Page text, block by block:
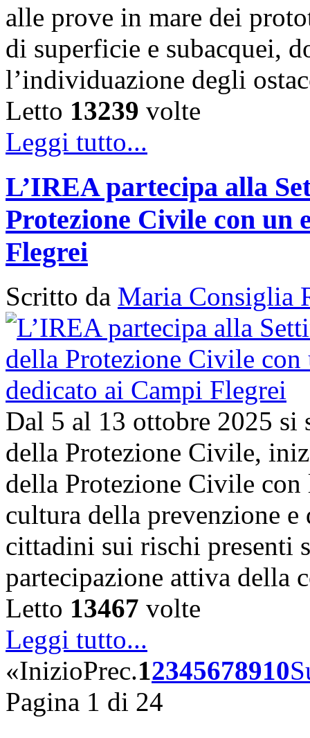
alle prove in mare dei
di superficie e subacquei,
l’individuazione degli
Letto 13239 volte
Leggi tutto...
L’IREA partecipa alla
Protezione Civile con un
Flegrei
Scritto da Maria Consiglia
Dal 5 al 13 ottobre 2025 si
della Protezione Civile,
della Protezione Civile
cultura della prevenzione
cittadini sui rischi presenti
partecipazione attiva
Letto 13467 volte
Leggi tutto...
«InizioPrec.12345678910
Pagina 1 di 24